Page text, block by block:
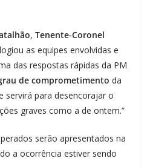
, Tenente-Coronel
as equipes envolvidas e
das respostas rápidas da PM
de comprometimento da
servirá para desencorajar o
graves como a de ontem.”
serão apresentados na
a ocorrência estiver sendo